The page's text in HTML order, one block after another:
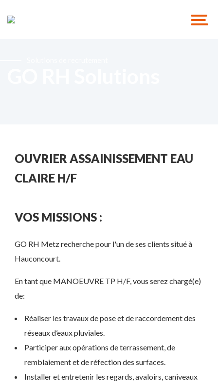
OUVRIER ASSAINISSEMENT EAU
CLAIRE H/F
VOS MISSIONS :
GO RH Metz recherche pour l'un de ses clients situé à
Hauconcourt.
En tant que MANOEUVRE TP H/F, vous serez chargé(e)
de:
Réaliser les travaux de pose et de raccordement des
réseaux d’eaux pluviales.
Participer aux opérations de terrassement, de
remblaiement et de réfection des surfaces.
Installer et entretenir les regards, avaloirs, caniveaux